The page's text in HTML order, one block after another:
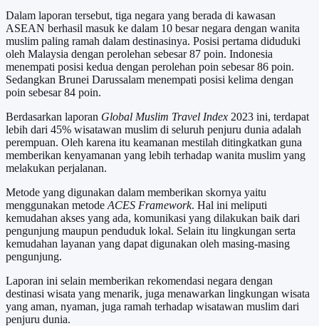
Dalam laporan tersebut, tiga negara yang berada di kawasan
ASEAN berhasil masuk ke dalam 10 besar negara dengan wanita
muslim paling ramah dalam destinasinya. Posisi pertama diduduki
oleh Malaysia dengan perolehan sebesar 87 poin. Indonesia
menempati posisi kedua dengan perolehan poin sebesar 86 poin.
Sedangkan Brunei Darussalam menempati posisi kelima dengan
poin sebesar 84 poin.
Berdasarkan laporan Global Muslim Travel Index 2023 ini, terdapat
lebih dari 45% wisatawan muslim di seluruh penjuru dunia adalah
perempuan. Oleh karena itu keamanan mestilah ditingkatkan guna
memberikan kenyamanan yang lebih terhadap wanita muslim yang
melakukan perjalanan.
Metode yang digunakan dalam memberikan skornya yaitu
menggunakan metode ACES Framework. Hal ini meliputi
kemudahan akses yang ada, komunikasi yang dilakukan baik dari
pengunjung maupun penduduk lokal. Selain itu lingkungan serta
kemudahan layanan yang dapat digunakan oleh masing-masing
pengunjung.
Laporan ini selain memberikan rekomendasi negara dengan
destinasi wisata yang menarik, juga menawarkan lingkungan wisata
yang aman, nyaman, juga ramah terhadap wisatawan muslim dari
penjuru dunia.